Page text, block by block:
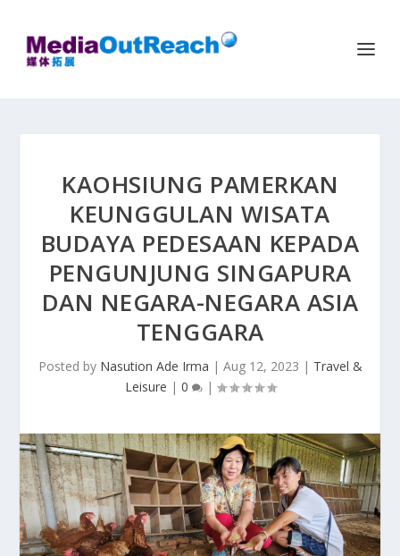
KAOHSIUNG PAMERKAN
KEUNGGULAN WISATA
BUDAYA PEDESAAN KEPADA
PENGUNJUNG SINGAPURA
DAN NEGARA-NEGARA ASIA
TENGGARA
Posted by Nasution Ade Irma | Aug 12, 2023 | Travel &
Leisure | 0 |